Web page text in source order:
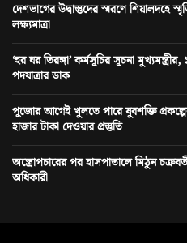
দেশভাগের উদ্বাস্তুদের স্মরণে শিয়ালদহে
লক্ষ্যমাত্রা
‘হর ঘর তিরঙ্গা’ কর্মসূচির সূচনা
পদযাত্রার ডাক
পুজোর আগেই খুলতে পারে যুবশক্তি
হাজার টাকা দেওয়ার প্রস্তুতি
অস্ত্রোপচারের পর হাসপাতালে মিঠুন
অধিকারী